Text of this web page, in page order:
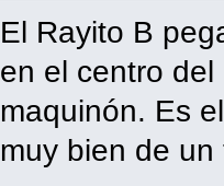
El Rayito B
en el centro
maquinón. Es
muy bien de